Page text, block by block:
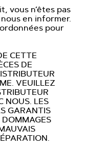
vous n’êtes pas
en informer.
pour
CETTE
DE
VEUILLEZ
NOUS. LES
GARANTIS
DOMMAGES